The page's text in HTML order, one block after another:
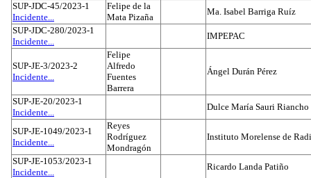
SUP-JDC-45/2023-1
Incidente...
Felipe de la
Mata Pizaña
Ma. Isabel Barriga Ruíz
SUP-JDC-280/2023-1
Incidente...
IMPEPAC
SUP-JE-3/2023-2
Incidente...
Felipe
Alfredo
Fuentes
Barrera
Ángel Durán Pérez
SUP-JE-20/2023-1
Incidente...
Dulce María Sauri
SUP-JE-1049/2023-1
Incidente...
Reyes
Rodríguez
Mondragón
Instituto Morelense de
SUP-JE-1053/2023-1
Incidente...
Ricardo Landa Patiño